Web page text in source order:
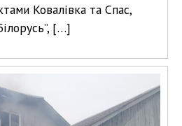
Ковалівка та Спас,
[…]